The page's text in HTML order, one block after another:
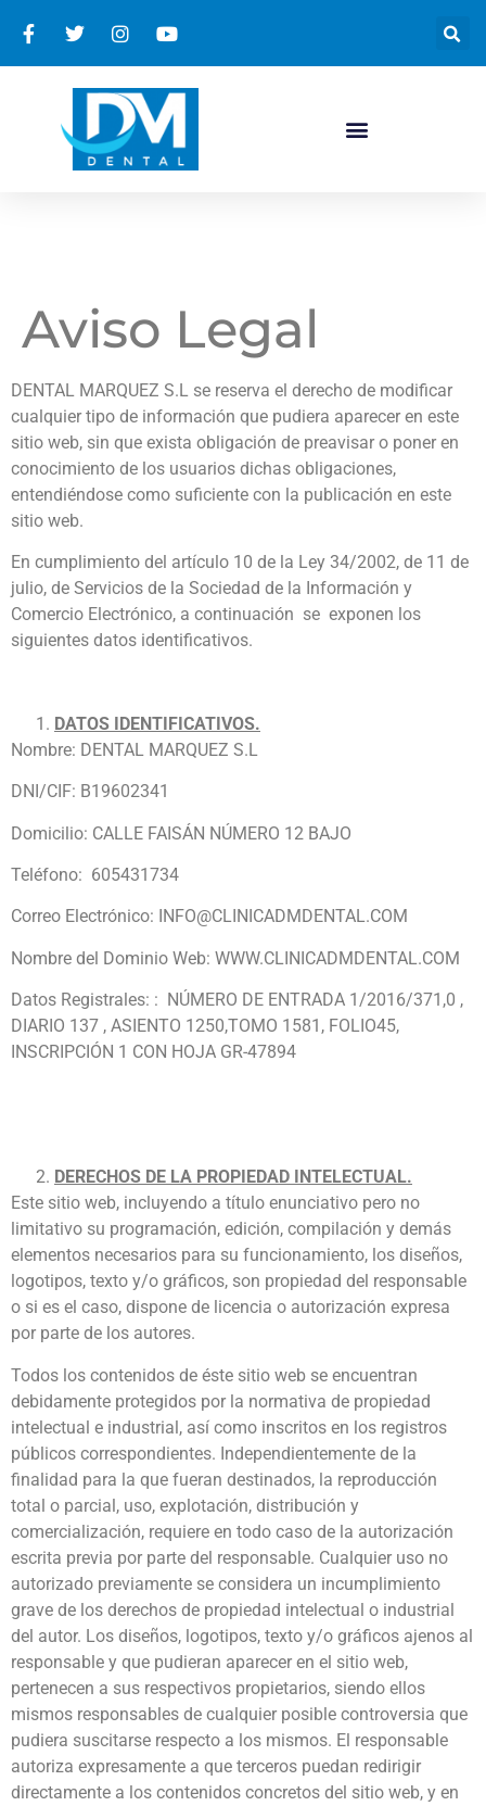
Aviso Legal
DENTAL MARQUEZ S.L se reserva el derecho de modificar
cualquier tipo de información que pudiera aparecer en este
sitio web, sin que exista obligación de preavisar o poner en
conocimiento de los usuarios dichas obligaciones,
entendiéndose como suficiente con la publicación en este
sitio web.
En cumplimiento del artículo 10 de la Ley 34/2002, de 11 de
julio, de Servicios de la Sociedad de la Información y
Comercio Electrónico, a continuación se exponen los
siguientes datos identificativos.
DATOS IDENTIFICATIVOS.
Nombre: DENTAL MARQUEZ S.L
DNI/CIF: B19602341
Domicilio: CALLE FAISÁN NÚMERO 12 BAJO
Teléfono: 605431734
Correo Electrónico: INFO@CLINICADMDENTAL.COM
Nombre del Dominio Web: WWW.CLINICADMDENTAL.COM
Datos Registrales: : NÚMERO DE ENTRADA 1/2016/371,0 ,
DIARIO 137 , ASIENTO 1250,TOMO 1581, FOLIO45,
INSCRIPCIÓN 1 CON HOJA GR-47894
DERECHOS DE LA PROPIEDAD INTELECTUAL.
Este sitio web, incluyendo a título enunciativo pero no
limitativo su programación, edición, compilación y demás
elementos necesarios para su funcionamiento, los diseños,
logotipos, texto y/o gráficos, son propiedad del responsable
o si es el caso, dispone de licencia o autorización expresa
por parte de los autores.
Todos los contenidos de éste sitio web se encuentran
debidamente protegidos por la normativa de propiedad
intelectual e industrial, así como inscritos en los registros
públicos correspondientes. Independientemente de la
finalidad para la que fueran destinados, la reproducción
total o parcial, uso, explotación, distribución y
comercialización, requiere en todo caso de la autorización
escrita previa por parte del responsable. Cualquier uso no
autorizado previamente se considera un incumplimiento
grave de los derechos de propiedad intelectual o industrial
del autor. Los diseños, logotipos, texto y/o gráficos ajenos al
responsable y que pudieran aparecer en el sitio web,
pertenecen a sus respectivos propietarios, siendo ellos
mismos responsables de cualquier posible controversia que
pudiera suscitarse respecto a los mismos. El responsable
autoriza expresamente a que terceros puedan redirigir
directamente a los contenidos concretos del sitio web, y en